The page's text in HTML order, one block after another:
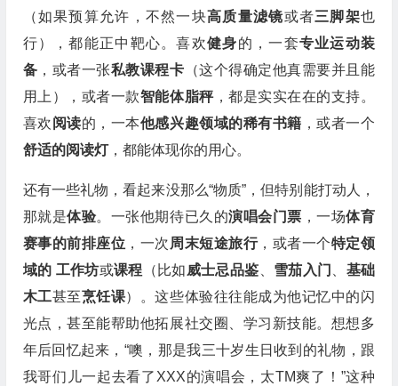
（如果预算允许，不然一块高质量滤镜或者三脚架也
行），都能正中靶心。喜欢健身的，一套专业运动装
备 ，或者一张私教课程卡 （这个得确定他真需要并且能
用上），或者一款智能体脂秤，都是实实在在的支持。
喜欢阅读的，一本他感兴趣领域的稀有书籍 ，或者一个
舒适的阅读灯，都能体现你的用心。
还有一些礼物，看起来没那么“物质”，但特别能打动人，
那就是体验。一张他期待已久的演唱会门票 ，一场体育
赛事的前排座位 ，一次 周末短途旅行，或者一个特定领
域的 工作坊或课程 （比如威士忌品鉴 雪茄入门
基础
木工甚至烹饪课）。这些体验往往能成为他记忆中的闪
光点，甚至能帮助他拓展社交圈、学习新技能。想想多
年后回忆起来，“噢，那是我三十岁生日收到的礼物，跟
我哥们儿一起去看了XXX的演唱会，太TM爽了！”这种